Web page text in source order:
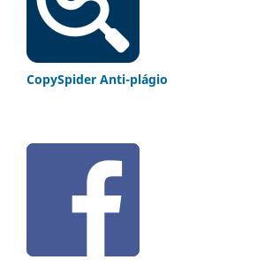
CopySpider Anti-plágio